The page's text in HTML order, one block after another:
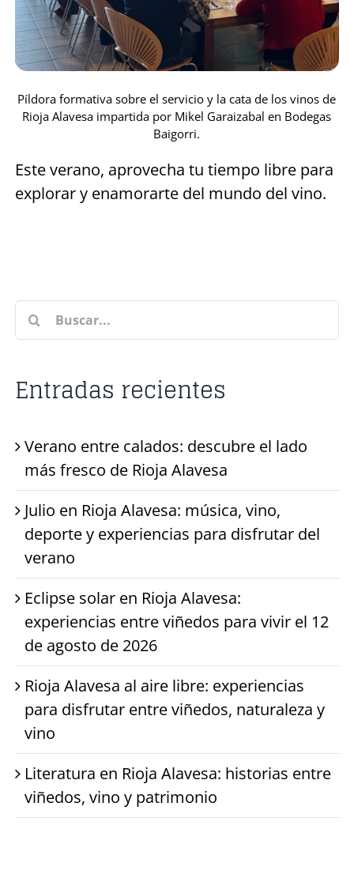
Píldora formativa sobre el servicio y la cata de los vinos de
Rioja Alavesa impartida por Mikel Garaizabal en Bodegas
Baigorri.
Este verano, aprovecha tu tiempo libre para
explorar y enamorarte del mundo del vino.
Buscar:
Entradas recientes
Verano entre calados: descubre el lado
más fresco de Rioja Alavesa
Julio en Rioja Alavesa: música, vino,
deporte y experiencias para disfrutar del
verano
Eclipse solar en Rioja Alavesa:
experiencias entre viñedos para vivir el 12
de agosto de 2026
Rioja Alavesa al aire libre: experiencias
para disfrutar entre viñedos, naturaleza y
vino
Literatura en Rioja Alavesa: historias entre
viñedos, vino y patrimonio